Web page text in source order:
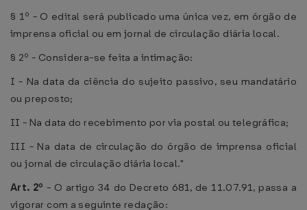
§ 1º - O edital será publicado uma única vez, em órgão de
imprensa oficial ou em jornal de circulação diária local.
§ 2º - Considera-se feita a intimação:
I - Na data da ciência do sujeito passivo, seu mandatário
ou preposto;
II - Na data do recebimento por via postal ou telegráfica;
III - Na data de circulação do órgão de imprensa oficial
ou jornal de circulação diária local."
Art. 2º - O artigo 34 do Decreto 681, de 11.07.91, passa a
vigorar com a seguinte redação: